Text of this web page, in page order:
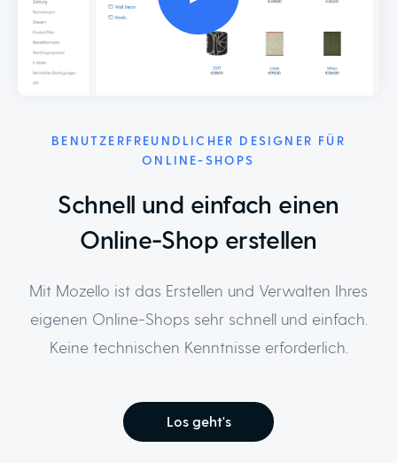
BENUTZERFREUNDLICHER DESIGNER FÜR
ONLINE-SHOPS
Schnell und einfach einen
Online-Shop erstellen
Mit Mozello ist das Erstellen und Verwalten Ihres
eigenen Online-Shops sehr schnell und einfach.
Keine technischen Kenntnisse erforderlich.
Los geht's